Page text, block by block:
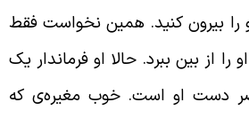
بیرون کنید. همین نخواست فقط
از بین ببرد. حالا او فرماندار یک
او است. خوب مغیره‌ی که